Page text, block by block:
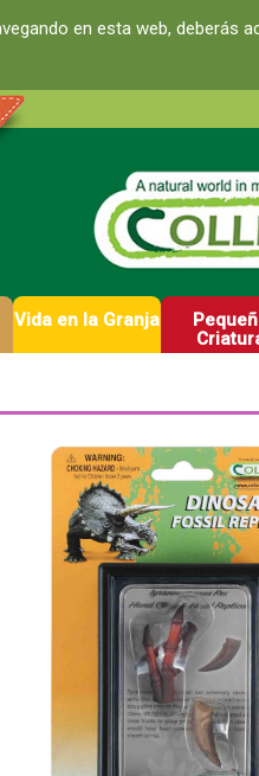
en esta web, deberás
Vida en la Granja